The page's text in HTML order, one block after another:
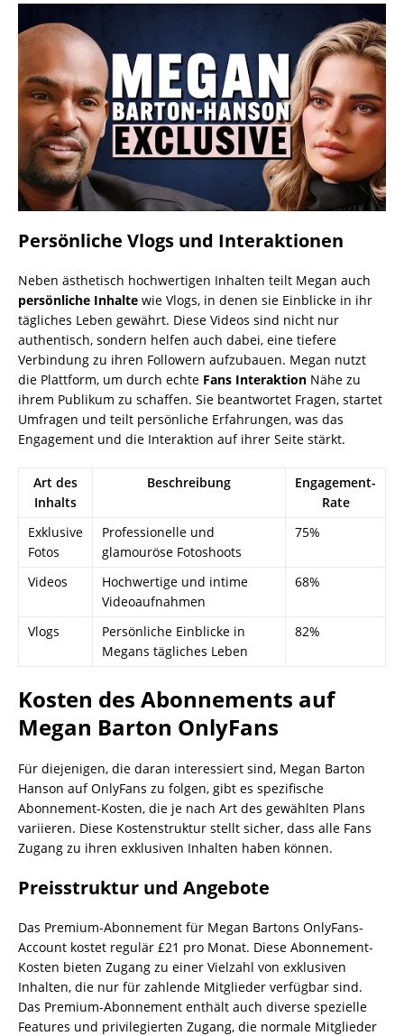
Persönliche Vlogs und Interaktionen
Neben ästhetisch hochwertigen Inhalten teilt Megan auch
persönliche Inhalte wie Vlogs, in denen sie Einblicke in ihr
tägliches Leben gewährt. Diese Videos sind nicht nur
authentisch, sondern helfen auch dabei, eine tiefere
Verbindung zu ihren Followern aufzubauen. Megan nutzt
die Plattform, um durch echte Fans Interaktion Nähe zu
ihrem Publikum zu schaffen. Sie beantwortet Fragen, startet
Umfragen und teilt persönliche Erfahrungen, was das
Engagement und die Interaktion auf ihrer Seite stärkt.
Art des
Inhalts
Beschreibung
Engagement-
Rate
Exklusive
Fotos
Professionelle und
glamouröse Fotoshoots
75%
Videos
Hochwertige und intime
Videoaufnahmen
68%
Vlogs
Persönliche Einblicke in
Megans tägliches Leben
82%
Kosten des Abonnements auf
Megan Barton OnlyFans
Für diejenigen, die daran interessiert sind, Megan Barton
Hanson auf OnlyFans zu folgen, gibt es spezifische
Abonnement-Kosten, die je nach Art des gewählten Plans
variieren. Diese Kostenstruktur stellt sicher, dass alle Fans
Zugang zu ihren exklusiven Inhalten haben können.
Preisstruktur und Angebote
Das Premium-Abonnement für Megan Bartons OnlyFans-
Account kostet regulär £21 pro Monat. Diese Abonnement-
Kosten bieten Zugang zu einer Vielzahl von exklusiven
Inhalten, die nur für zahlende Mitglieder verfügbar sind.
Das Premium-Abonnement enthält auch diverse spezielle
Features und privilegierten Zugang, die normale Mitglieder